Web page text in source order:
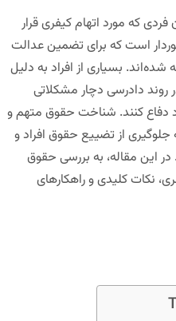
که مورد اتهام کیفری قرار
است که برای تضمین عدالت
بسیاری از افراد به دلیل
دادرسی دچار مشکلاتی
دفاع کنند. شناخت حقوق متهم و
از تضییع حقوق افراد و
این مقاله، به بررسی حقوق
نکات کلیدی و راهکارهای